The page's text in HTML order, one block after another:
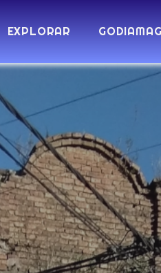
EXPLORAR GODIAMAG